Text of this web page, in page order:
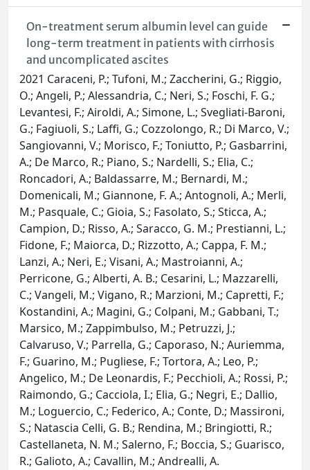
On-treatment serum albumin level can guide
long-term treatment in patients with cirrhosis
and uncomplicated ascites
2021 Caraceni, P.; Tufoni, M.; Zaccherini, G.; Riggio,
O.; Angeli, P.; Alessandria, C.; Neri, S.; Foschi, F. G.;
Levantesi, F.; Airoldi, A.; Simone, L.; Svegliati-Baroni,
G.; Fagiuoli, S.; Laffi, G.; Cozzolongo, R.; Di Marco, V.;
Sangiovanni, V.; Morisco, F.; Toniutto, P.; Gasbarrini,
A.; De Marco, R.; Piano, S.; Nardelli, S.; Elia, C.;
Roncadori, A.; Baldassarre, M.; Bernardi, M.;
Domenicali, M.; Giannone, F. A.; Antognoli, A.; Merli,
M.; Pasquale, C.; Gioia, S.; Fasolato, S.; Sticca, A.;
Campion, D.; Risso, A.; Saracco, G. M.; Prestianni, L.;
Fidone, F.; Maiorca, D.; Rizzotto, A.; Cappa, F. M.;
Lanzi, A.; Neri, E.; Visani, A.; Mastroianni, A.;
Perricone, G.; Alberti, A. B.; Cesarini, L.; Mazzarelli,
C.; Vangeli, M.; Vigano, R.; Marzioni, M.; Capretti, F.;
Kostandini, A.; Magini, G.; Colpani, M.; Gabbani, T.;
Marsico, M.; Zappimbulso, M.; Petruzzi, J.;
Calvaruso, V.; Parrella, G.; Caporaso, N.; Auriemma,
F.; Guarino, M.; Pugliese, F.; Tortora, A.; Leo, P.;
Angelico, M.; De Leonardis, F.; Pecchioli, A.; Rossi, P.;
Raimondo, G.; Cacciola, I.; Elia, G.; Negri, E.; Dallio,
M.; Loguercio, C.; Federico, A.; Conte, D.; Massironi,
S.; Natascia Celli, G. B.; Rendina, M.; Bringiotti, R.;
Castellaneta, N. M.; Salerno, F.; Boccia, S.; Guarisco,
R.; Galioto, A.; Cavallin, M.; Andrealli, A.